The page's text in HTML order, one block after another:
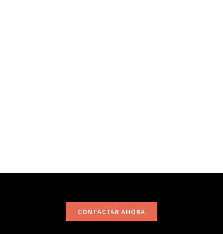
CONTACTAR AHORA